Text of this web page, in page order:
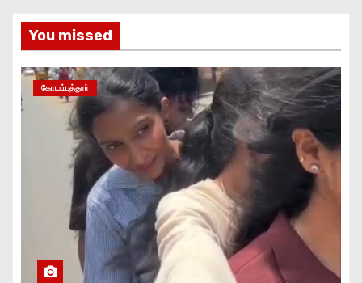
You missed
கோயம்புத்தூர்